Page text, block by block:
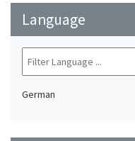
Poitiers (Vienne, France)
Ravenna (Emilia-
Rhodes (Dodecanese,
Language
German